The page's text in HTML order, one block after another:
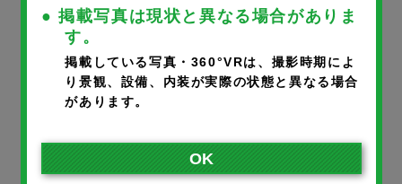
※ご入力いただいたメールアドレスに完了メールが届きます。
※携帯のアドレスの方は、宛先指定受信で@noka.co.jpをご登録
ください。
入居者さまとの続柄※
● 掲載写真は現状と異なる場合がありま
す。
掲載している写真・360°VRは、撮影時期によ
り景観、設備、内装が実際の状態と異なる場合
があります。
OK